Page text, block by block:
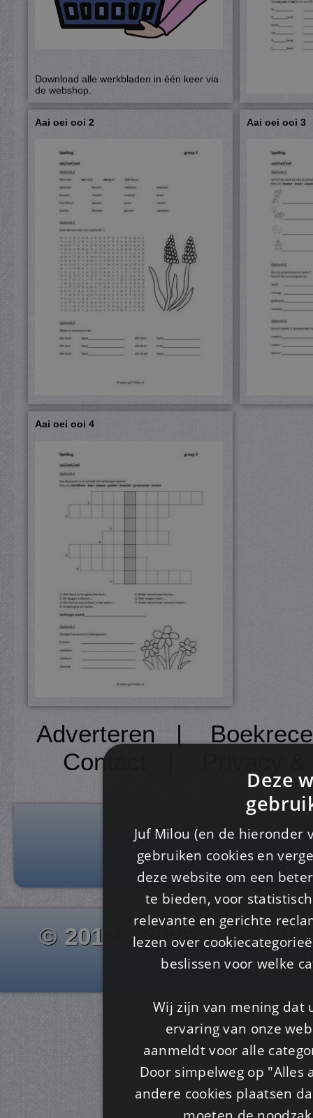
Download alle werkbladen in één keer via
de webshop.
Aai oei ooi 2 Aai oei ooi 3
Aai oei ooi 4
Adverteren |
Contact
© 2012 - 2026
Is4u
Deze
Juf Milou (en de
gebruiken cookies en
deze website om een
te bieden, voor
relevante en gerichte
lezen over
beslissen voor welke
Wij zijn van mening dat
ervaring van onze
aanmeldt voor alle
Door simpelweg op
andere cookies plaatsen